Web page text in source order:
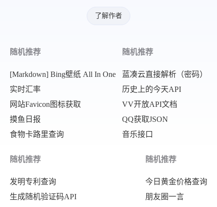
了解作者
随机推荐
[Markdown] Bing壁纸 All In One
实时汇率
网站Favicon图标获取
摸鱼日报
食物卡路里查询
随机推荐
蓝凑云直接解析（密码）
历史上的今天API
VV开放API文档
QQ获取JSON
音乐接口
随机推荐
发明专利查询
生成随机验证码API
随机推荐
今日黄金价格查询
朋友圈一言